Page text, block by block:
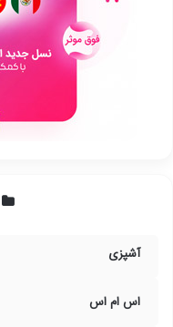
آشپزی
اس ام اس